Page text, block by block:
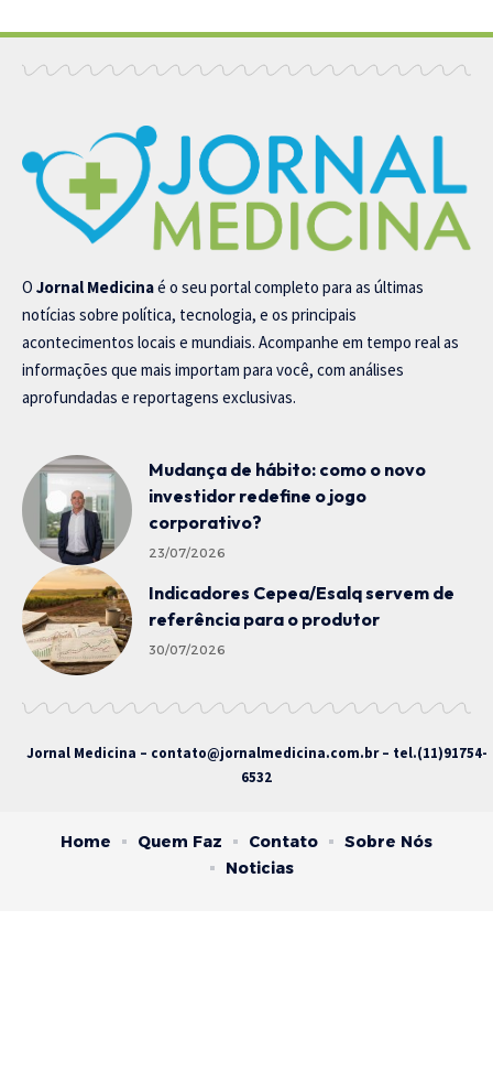
O Jornal Medicinaé o seu portal completo para as últimas
notícias sobre política, tecnologia, e os principais
acontecimentos locais e mundiais. Acompanhe em tempo real as
informações que mais importam para você, com análises
aprofundadas e reportagens exclusivas.
Mudança de hábito: como o novo
investidor redefine o jogo
corporativo?
23/07/2026
Indicadores Cepea/Esalq servem de
referência para o produtor
30/07/2026
Jornal Medicina – contato@jornalmedicina.com.br– tel.(11)91754-
6532
Home Quem Faz Contato
Sobre Nós
Noticias